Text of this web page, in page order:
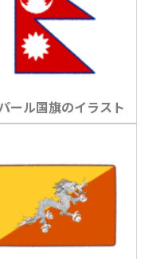
ール国旗のイラスト